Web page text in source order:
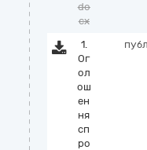
do
cx
1.
Ог
ол
ош
ен
ня
сп
ро